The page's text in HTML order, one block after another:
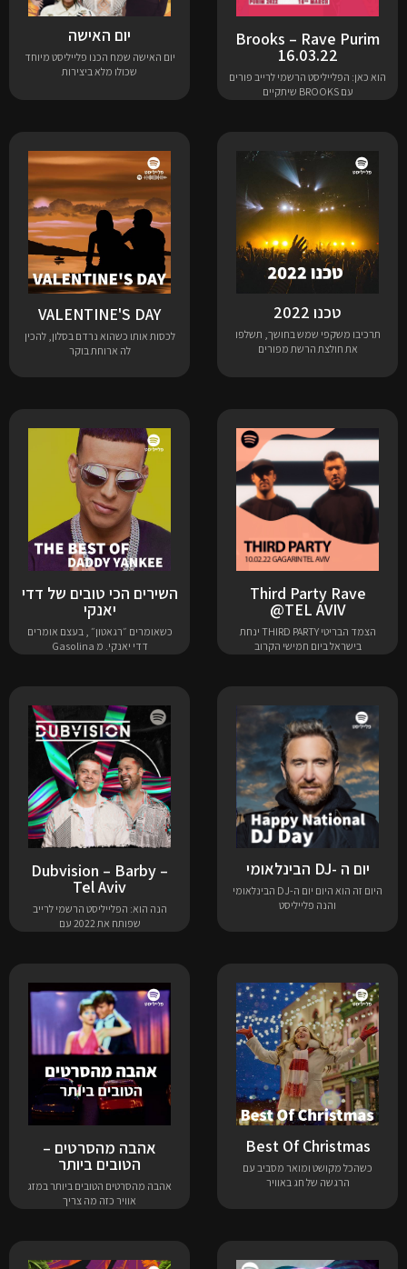
Brooks – Rave Purim
16.03.22
הוא כאן: הפלייליסט הרשמי לרייב פורים
עם BROOKS שיתקיים
יום האישה
יום האישה שמח הכנו פלייליסט מיוחד
שכולו מלא ביצירות
טכנו 2022
תרכיבו משקפי שמש בחושך, תשלפו
את חולצת הרשת מפורים
VALENTINE'S DAY
לכסות אותו כשהוא נרדם בסלון, להכין
לה ארוחת בוקר
Third Party Rave
@TEL AVIV
הצמד הבריטי THIRD PARTY ינחת
בישראל ביום חמישי הקרוב
השירים הכי טובים של דדי
יאנקי
כשאומרים ״רגאטון״ , בעצם אומרים
דדי יאנקי. מ Gasolina
יום ה -DJ הבינלאומי
היום זה הוא היום יום ה-DJ הבינלאומי
והנה פלייליסט
Dubvision – Barby –
Tel Aviv
הנה הוא: הפלייליסט הרשמי לרייב
שפותח את 2022 עם
Best Of Christmas
כשהכל מקושט ומואר מסביב עם
הרגשה של חג באוויר
אהבה מהסרטים –
הטובים ביותר
אהבה מהסרטים הטובים ביותר במזג
אוויר כזה מה צריך